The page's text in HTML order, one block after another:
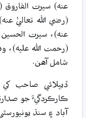
عنه) سيرت الفاروق
(رضي الله تعاليٰ
عنه)، سيرت
(رحمت الله عليه)،
شامل آهن.
ڪارڪردگيءَ جو
آباد ۽ سنڌ